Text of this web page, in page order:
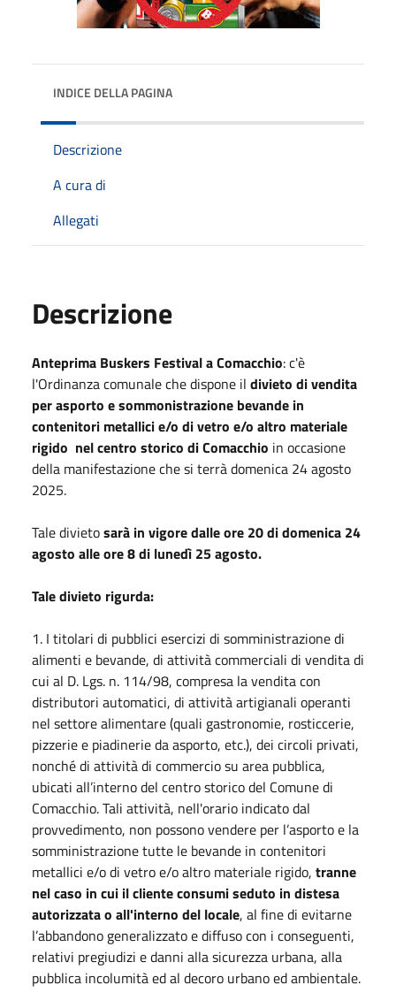
INDICE DELLA PAGINA
Descrizione
A cura di
Allegati
Descrizione
Anteprima Buskers Festival a Comacchio: c'è
l'Ordinanza comunale che dispone il divieto di vendita
per asporto e sommonistrazione bevande in
contenitori metallici e/o di vetro e/o altro materiale
rigido nel centro storico di Comacchio in occasione
della manifestazione che si terrà domenica 24 agosto
2025.
Tale divietosarà in vigore dalle ore 20 di domenica 24
agosto alle ore 8 di lunedì 25 agosto.
Tale divieto rigurda:
1. I titolari di pubblici esercizi di somministrazione di
alimenti e bevande, di attività commerciali di vendita di
cui al D. Lgs. n. 114/98, compresa la vendita con
distributori automatici, di attività artigianali operanti
nel settore alimentare (quali gastronomie, rosticcerie,
pizzerie e piadinerie da asporto, etc.), dei circoli privati,
nonché di attività di commercio su area pubblica,
ubicati all’interno del centro storico del Comune di
Comacchio. Tali attività, nell'orario indicato dal
provvedimento, non possono vendere per l’asporto e la
somministrazione tutte le bevande in contenitori
metallici e/o di vetro e/o altro materiale rigido, tranne
nel caso in cui il cliente consumi seduto in distesa
autorizzata o all'interno del locale, al fine di evitarne
l’abbandono generalizzato e diffuso con i conseguenti,
relativi pregiudizi e danni alla sicurezza urbana, alla
pubblica incolumità ed al decoro urbano ed ambientale.